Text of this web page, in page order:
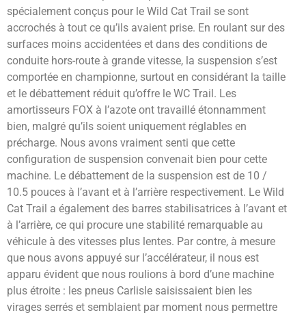
spécialement conçus pour le Wild Cat Trail se sont
accrochés à tout ce qu’ils avaient prise. En roulant sur des
surfaces moins accidentées et dans des conditions de
conduite hors-route à grande vitesse, la suspension s’est
comportée en championne, surtout en considérant la taille
et le débattement réduit qu’offre le WC Trail. Les
amortisseurs FOX à l’azote ont travaillé étonnamment
bien, malgré qu’ils soient uniquement réglables en
précharge. Nous avons vraiment senti que cette
configuration de suspension convenait bien pour cette
machine. Le débattement de la suspension est de 10 /
10.5 pouces à l’avant et à l’arrière respectivement. Le Wild
Cat Trail a également des barres stabilisatrices à l’avant et
à l’arrière, ce qui procure une stabilité remarquable au
véhicule à des vitesses plus lentes. Par contre, à mesure
que nous avons appuyé sur l’accélérateur, il nous est
apparu évident que nous roulions à bord d’une machine
plus étroite : les pneus Carlisle saisissaient bien les
virages serrés et semblaient par moment nous permettre